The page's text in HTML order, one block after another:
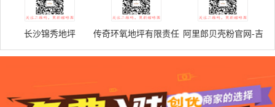
长沙锦秀地坪 传奇环氧地坪有限责任 阿里郎贝壳粉官网-吉
料有限公司